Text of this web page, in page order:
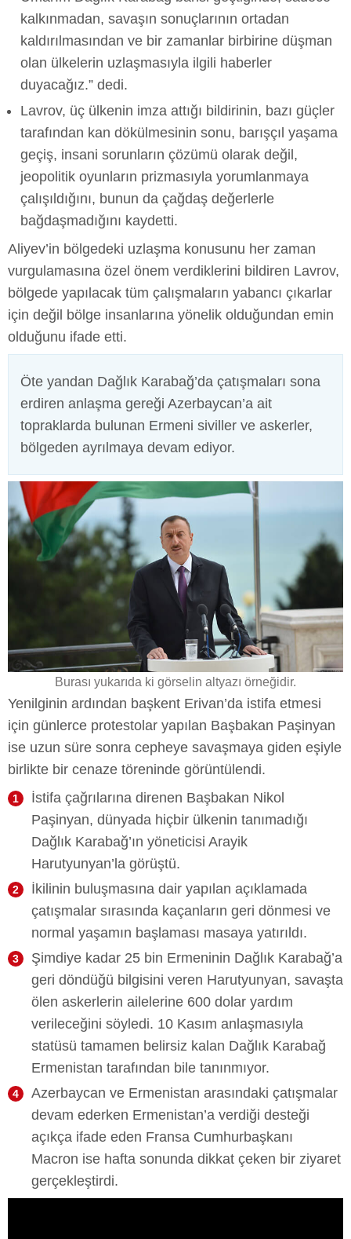
kalkınmadan, savaşın sonuçlarının ortadan
kaldırılmasından ve bir zamanlar birbirine düşman
olan ülkelerin uzlaşmasıyla ilgili haberler
duyacağız.” dedi.
Lavrov, üç ülkenin imza attığı bildirinin, bazı güçler
tarafından kan dökülmesinin sonu, barışçıl yaşama
geçiş, insani sorunların çözümü olarak değil,
jeopolitik oyunların prizmasıyla yorumlanmaya
çalışıldığını, bunun da çağdaş değerlerle
bağdaşmadığını kaydetti.
Aliyev’in bölgedeki uzlaşma konusunu her zaman
vurgulamasına özel önem verdiklerini bildiren Lavrov,
bölgede yapılacak tüm çalışmaların yabancı çıkarlar
için değil bölge insanlarına yönelik olduğundan emin
olduğunu ifade etti.
Öte yandan Dağlık Karabağ’da çatışmaları sona
erdiren anlaşma gereği Azerbaycan’a ait
topraklarda bulunan Ermeni siviller ve askerler,
bölgeden ayrılmaya devam ediyor.
Burası yukarıda ki görselin altyazı örneğidir.
Yenilginin ardından başkent Erivan’da istifa etmesi
için günlerce protestolar yapılan Başbakan Paşinyan
ise uzun süre sonra cepheye savaşmaya giden eşiyle
birlikte bir cenaze töreninde görüntülendi.
İstifa çağrılarına direnen Başbakan Nikol
Paşinyan, dünyada hiçbir ülkenin tanımadığı
Dağlık Karabağ’ın yöneticisi Arayik
Harutyunyan’la görüştü.
İkilinin buluşmasına dair yapılan açıklamada
çatışmalar sırasında kaçanların geri dönmesi ve
normal yaşamın başlaması masaya yatırıldı.
Şimdiye kadar 25 bin Ermeninin Dağlık Karabağ’a
geri döndüğü bilgisini veren Harutyunyan, savaşta
ölen askerlerin ailelerine 600 dolar yardım
verileceğini söyledi. 10 Kasım anlaşmasıyla
statüsü tamamen belirsiz kalan Dağlık Karabağ
Ermenistan tarafından bile tanınmıyor.
Azerbaycan ve Ermenistan arasındaki çatışmalar
devam ederken Ermenistan’a verdiği desteği
açıkça ifade eden Fransa Cumhurbaşkanı
Macron ise hafta sonunda dikkat çeken bir ziyaret
gerçekleştirdi.